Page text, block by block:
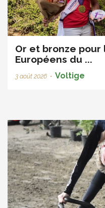
Or et bronze pour
Européens du ...
3 août 2026 • Voltige